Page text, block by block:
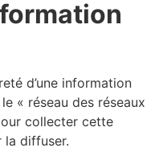
d’une information
« réseau des réseaux
collecter cette
la diffuser.